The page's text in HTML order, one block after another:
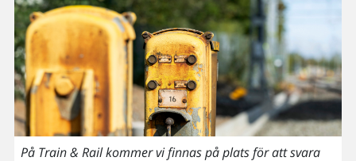
På Train & Rail kommer vi finnas på plats för att svara